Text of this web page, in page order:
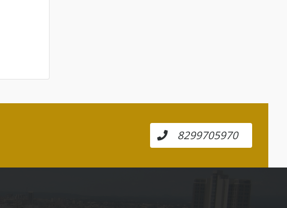
8299705970